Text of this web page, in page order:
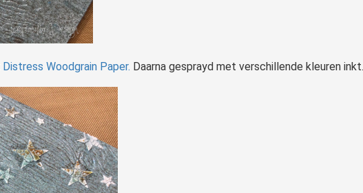
Distress Woodgrain Paper. Daarna gesprayd met verschillende kleuren inkt.